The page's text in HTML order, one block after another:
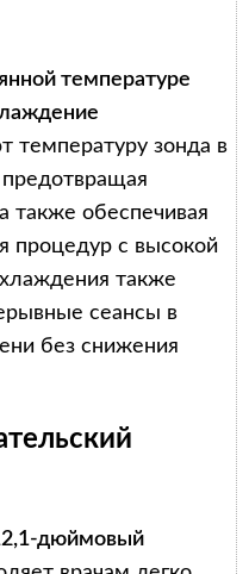
температуре
температуру зонда в
предотвращая
также обеспечивая
процедур с высокой
также
сеансы в
без снижения
дюймовый